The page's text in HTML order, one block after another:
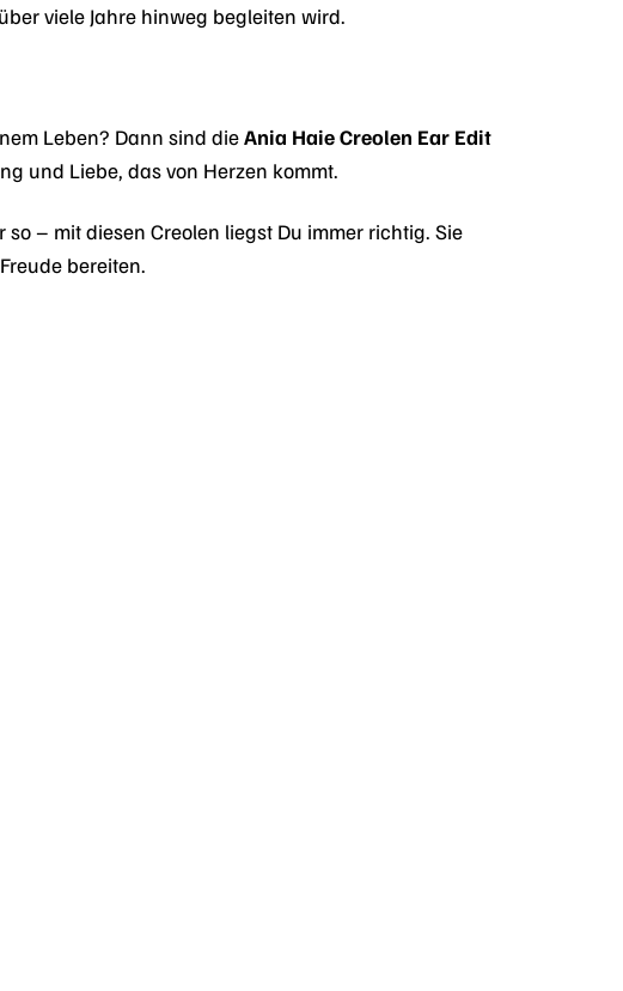
viele Jahre hinweg begleiten wird.
Leben? Dann sind dieAnia Haie Creolen Ear Edit
und Liebe, das von Herzen kommt.
– mit diesen Creolen liegst Du immer richtig. Sie
bereiten.